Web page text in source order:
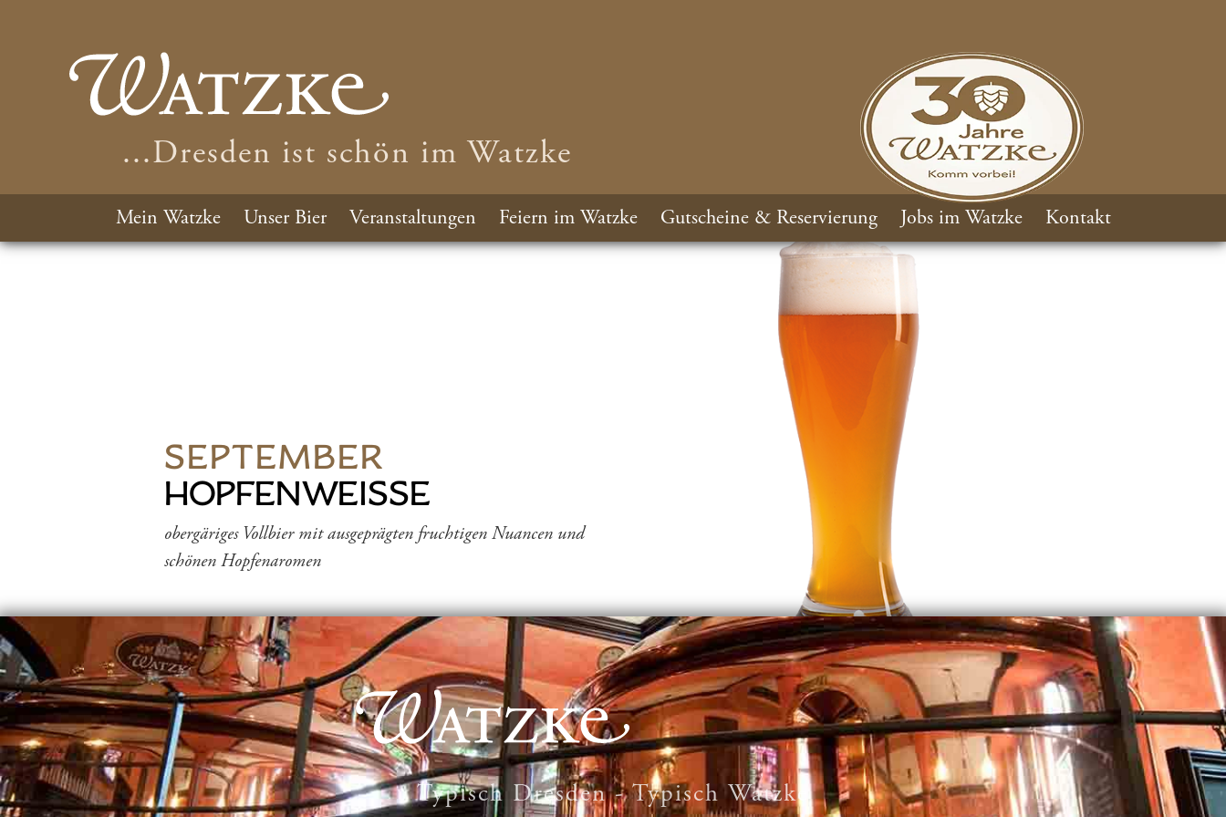
...Dresden ist schön im Watzke
Mein Watzke Unser Bier Veranstaltungen Feiern im Watzke Gutscheine & Reservierung Jobs im Watzke Kontakt
SEPTEMBER
HOPFENWEISSE
obergäriges Vollbier mit ausgeprägten fruchtigen Nuancen und
schönen Hopfenaromen
Typisch Dresden - Typisch Watzke